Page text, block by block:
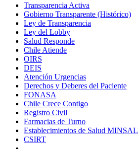
Transparencia Activa
Gobierno Transparente (Histórico)
Ley de Transparencia
Ley del Lobby
Salud Responde
Chile Atiende
OIRS
DEIS
Atención Urgencias
Derechos y Deberes del Paciente
FONASA
Chile Crece Contigo
Registro Civil
Farmacias de Turno
Establecimientos de Salud MINSAL
CSIRT